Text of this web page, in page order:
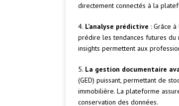
directement connectés à la
4. L’analyse prédictive : Grâce
prédire les tendances futures du
insights permettent aux
5. La gestion documentaire
(GED) puissant, permettant de
immobilière. La plateforme
conservation des données.